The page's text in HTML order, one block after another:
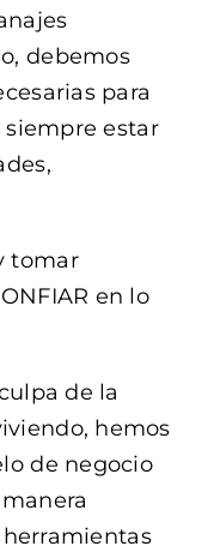
debemos
para
siempre estar
tomar
en lo
de la
hemos
de negocio